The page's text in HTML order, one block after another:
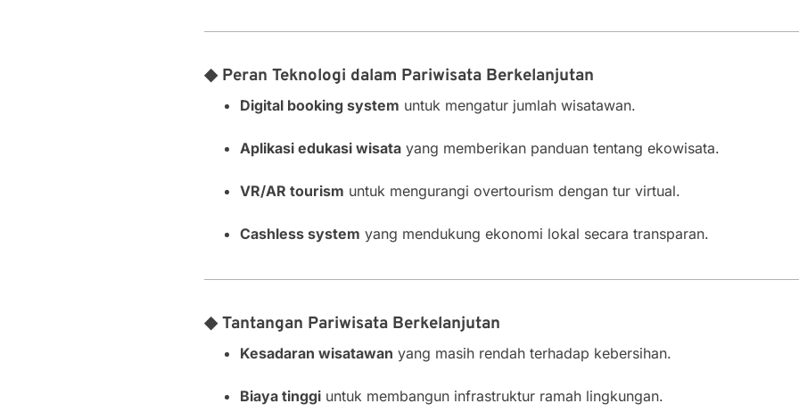
◆ Peran Teknologi dalam Pariwisata Berkelanjutan
Digital booking system untuk mengatur jumlah wisatawan.
Aplikasi edukasi wisatayang memberikan panduan tentang ekowisata.
VR/AR tourism untuk mengurangi overtourism dengan tur virtual.
Cashless system yang mendukung ekonomi lokal secara transparan.
◆ Tantangan Pariwisata Berkelanjutan
Kesadaran wisatawan yang masih rendah terhadap kebersihan.
Biaya tinggiuntuk membangun infrastruktur ramah lingkungan.